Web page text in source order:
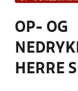
OP- OG
HERRE